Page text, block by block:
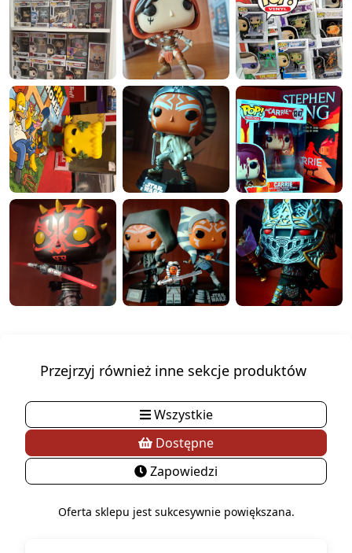
Przejrzyj również inne sekcje produktów
Wszystkie
Dostępne
Zapowiedzi
Oferta sklepu jest sukcesywnie powiększana.